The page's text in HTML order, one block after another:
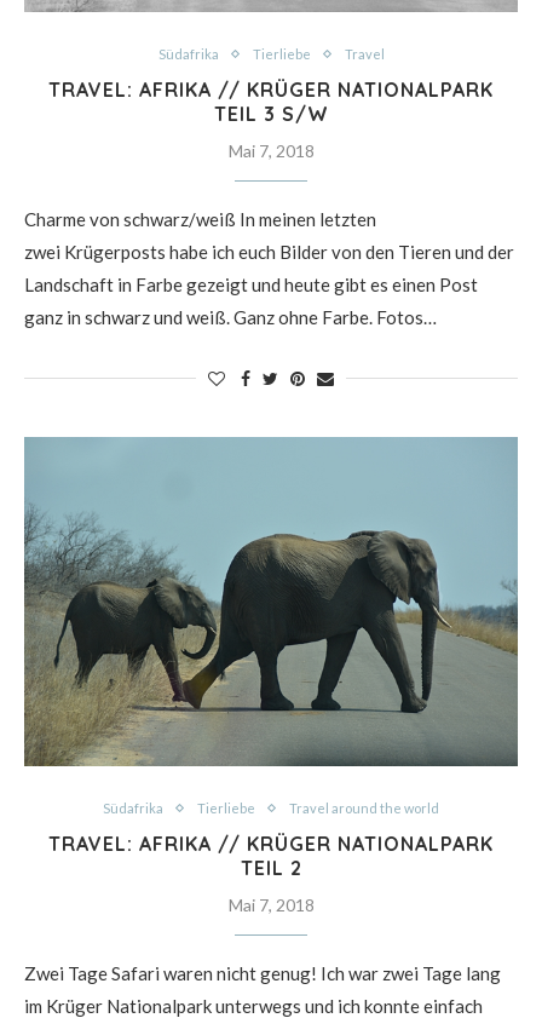
Südafrika Tierliebe Travel
TRAVEL: AFRIKA // KRÜGER NATIONALPARK
TEIL 3 S/W
Mai 7, 2018
Charme von schwarz/weiß In meinen letzten
zwei Krügerposts habe ich euch Bilder von den Tieren und der
Landschaft in Farbe gezeigt und heute gibt es einen Post
ganz in schwarz und weiß. Ganz ohne Farbe. Fotos…
Südafrika Tierliebe Travel around the world
TRAVEL: AFRIKA // KRÜGER NATIONALPARK
TEIL 2
Mai 7, 2018
Zwei Tage Safari waren nicht genug! Ich war zwei Tage lang
im Krüger Nationalpark unterwegs und ich konnte einfach